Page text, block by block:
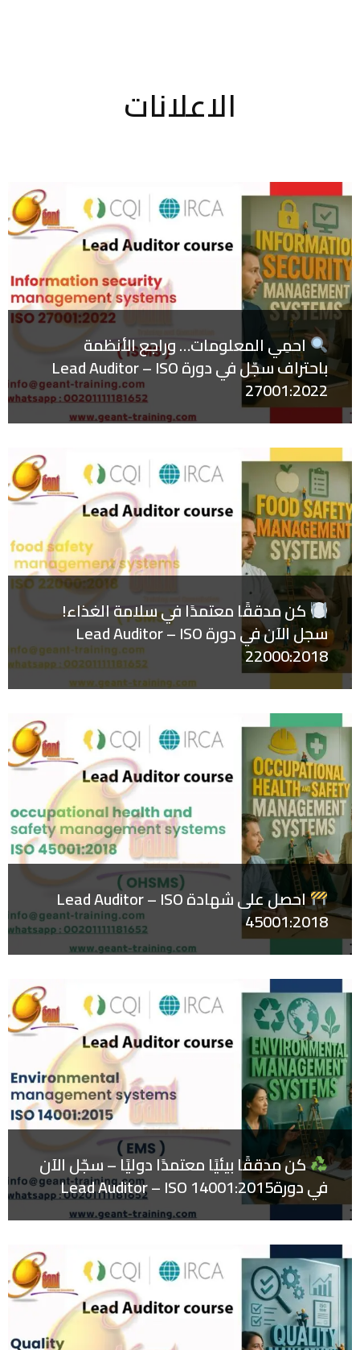
الاعلانات
احمِي المعلومات… وراجع الأنظمة
باحتراف سجّل في دورة Lead Auditor – ISO
27001:2022
كن مدققًا معتمدًا في سلامة الغذاء!
سجل الآن في دورة Lead Auditor – ISO
22000:2018
احصل على شهادة Lead Auditor – ISO
45001:2018
كن مدققًا بيئيًا معتمدًا دوليًا – سجّل الآن
في دورةLead Auditor – ISO 14001:2015